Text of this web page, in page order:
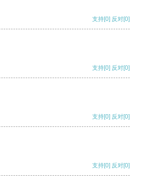
支持[0] 反对[0]
支持[0] 反对[0]
支持[0] 反对[0]
支持[0] 反对[0]